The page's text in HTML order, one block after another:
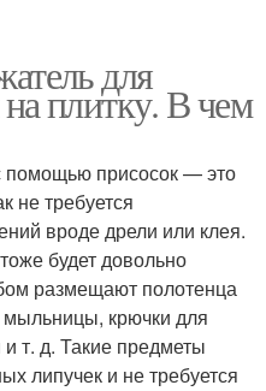
для
плитку. В чем
помощью присосок — это
не требуется
вроде дрели или клея.
будет довольно
размещают полотенца
мыльницы, крючки для
т. д. Такие предметы
липучек и не требуется